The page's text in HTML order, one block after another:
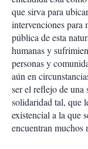
que sirva para
intervenciones para
pública de esta
humanas y
personas y
aún en
ser el reflejo de
solidaridad tal, que
existencial a la que
encuentran muchos